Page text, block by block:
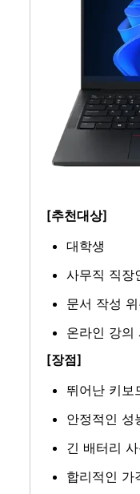
[추천대상]
대학생
사무직 직장
문서 작성
온라인 강의
[장점]
뛰어난 키보
안정적인 성
긴 배터리
합리적인 가